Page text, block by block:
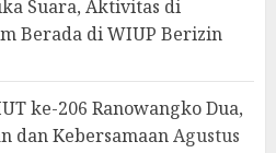
Suara, Aktivitas di
Berada di WIUP Berizin
ke-206 Ranowangko Dua,
dan KebersamaanAgustus